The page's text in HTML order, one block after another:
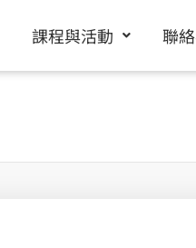
課程與活動 聯